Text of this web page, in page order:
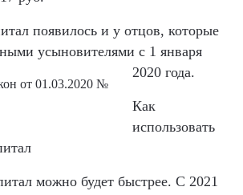
появилось и у отцов, которые
усыновителями с 1 января
2020 года.
от 01.03.2020 №
Как
использовать
можно будет быстрее. С 2021